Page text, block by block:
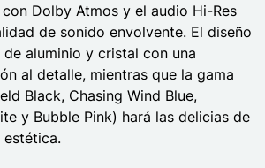
Dolby Atmos y el audio Hi-Res
de sonido envolvente. El diseño
aluminio y cristal con una
al detalle, mientras que la gama
Black, Chasing Wind Blue,
y Bubble Pink) hará las delicias de
estética.